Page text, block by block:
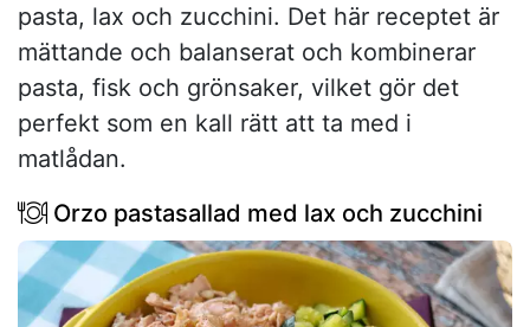
pasta, lax och zucchini. Det här receptet är
mättande och balanserat och kombinerar
pasta, fisk och grönsaker, vilket gör det
perfekt som en kall rätt att ta med i
matlådan.
Orzo pastasallad med lax och zucchini